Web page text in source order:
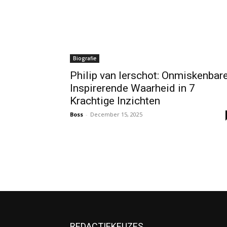
Biografie
Philip van Ierschot:
Inspirerende Waarheid in 7
Krachtige Inzichten
Boss - December 15, 2025